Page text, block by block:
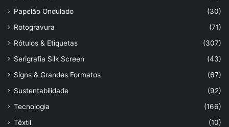
Papelão Ondulado
(30)
Rotogravura
(71)
Rótulos & Etiquetas
(307)
Serigrafia Silk Screen
(43)
Signs & Grandes Formatos
(67)
Sustentabilidade
(92)
Tecnologia
(166)
Têxtil
(10)